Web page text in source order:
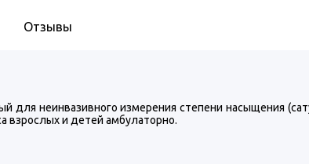
Отзывы
для неинвазивного измерения степени насыщения
взрослых и детей амбулаторно.